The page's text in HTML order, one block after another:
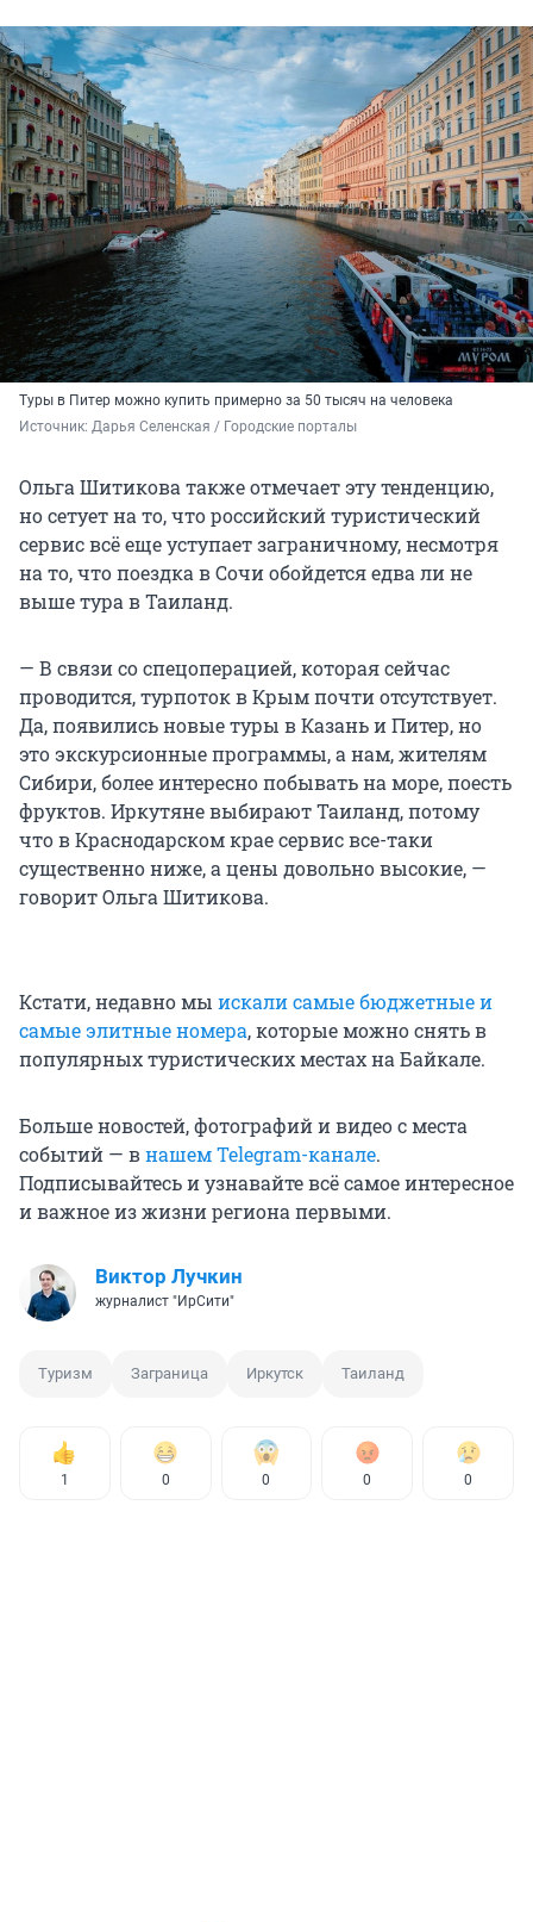
Туры в Питер можно купить примерно за 50 тысяч на человека
Источник: Дарья Селенская / Городские порталы
Ольга Шитикова также отмечает эту тенденцию,
но сетует на то, что российский туристический
сервис всё еще уступает заграничному, несмотря
на то, что поездка в Сочи обойдется едва ли не
выше тура в Таиланд.
— В связи со спецоперацией, которая сейчас
проводится, турпоток в Крым почти отсутствует.
Да, появились новые туры в Казань и Питер, но
это экскурсионные программы, а нам, жителям
Сибири, более интересно побывать на море, поесть
фруктов. Иркутяне выбирают Таиланд, потому
что в Краснодарском крае сервис все-таки
существенно ниже, а цены довольно высокие, —
говорит Ольга Шитикова.
Кстати, недавно мы искали самые бюджетные и
самые элитные номера, которые можно снять в
популярных туристических местах на Байкале.
Больше новостей, фотографий и видео с места
событий — внашем Telegram-канале.
Подписывайтесь и узнавайте всё самое интересное
и важное из жизни региона первыми.
Виктор Лучкин
журналист "ИрСити"
Туризм Заграница Иркутск Таиланд
1 0 0 0 0